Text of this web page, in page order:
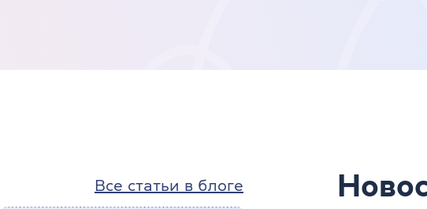
Все статьи в блоге